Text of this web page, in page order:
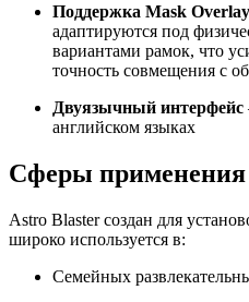
Поддержка Mask Overlay
адаптируются под
вариантами рамок, что
точность совмещения с
Двуязычный интерфейс
английском языках
Сферы применения
Astro Blaster создан для
широко используется в:
Семейных